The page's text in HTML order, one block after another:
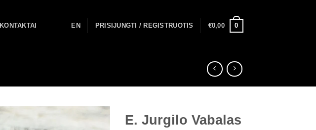
KONTAKTAI EN PRISIJUNGTI / REGISTRUOTIS €0,00 0
E. Jurgilo Vabalas